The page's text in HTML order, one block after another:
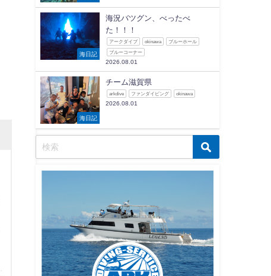
海日記
海況バツグン、べったべ
た！！！
アークダイブ okinawa ブルーホール
ブルーコーナー
2026.08.01
海日記
チーム滋賀県
arkdive ファンダイビング okinawa
2026.08.01